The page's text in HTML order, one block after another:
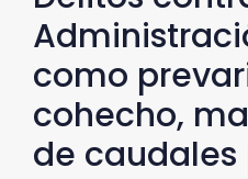
como
cohecho,
de caudales